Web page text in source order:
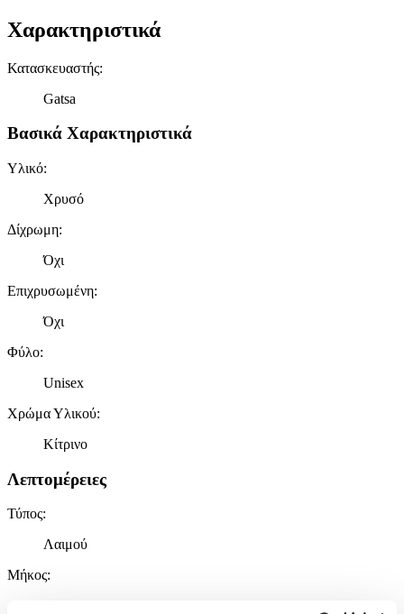
Χαρακτηριστικά
Κατασκευαστής:
Gatsa
Βασικά Χαρακτηριστικά
Υλικό:
Χρυσό
Δίχρωμη:
Όχι
Επιχρυσωμένη:
Όχι
Φύλο:
Unisex
Χρώμα Υλικού:
Κίτρινο
Λεπτομέρειες
Τύπος:
Λαιμού
Μήκος: